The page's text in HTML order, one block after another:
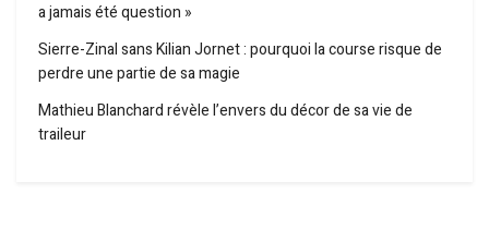
a jamais été question »
Sierre-Zinal sans Kilian Jornet : pourquoi la course risque de
perdre une partie de sa magie
Mathieu Blanchard révèle l’envers du décor de sa vie de
traileur